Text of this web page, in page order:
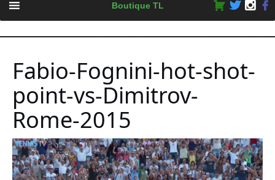
content
Boutique TL
Fabio-Fognini-hot-shot-
point-vs-Dimitrov-
Rome-2015